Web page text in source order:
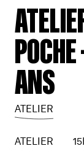
ANS
ATELIER
ATELIER